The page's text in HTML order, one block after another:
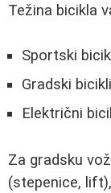
Težina bicikla
Sportski
Gradski
Električni
Za gradsku
(stepenice,